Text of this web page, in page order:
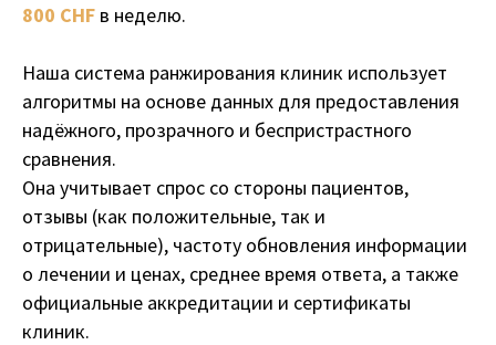
800 CHF в неделю.
Наша система ранжирования клиник использует
алгоритмы на основе данных для предоставления
надёжного, прозрачного и беспристрастного
сравнения.
Она учитывает спрос со стороны пациентов,
отзывы (как положительные, так и
отрицательные), частоту обновления информации
о лечении и ценах, среднее время ответа, а также
официальные аккредитации и сертификаты
клиник.
Неудивительно, что Швейцария –
одна из самых богатых и закрытых
стран мира – стала своего рода
центром премиального
зависимостей и психических
расстройств.